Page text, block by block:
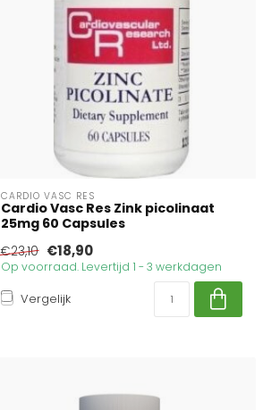
CARDIO VASC RES
Cardio Vasc Res Zink picolinaat
25mg 60 Capsules
€23,10 €18,90
Op voorraad. Levertijd 1 - 3 werkdagen
Vergelijk